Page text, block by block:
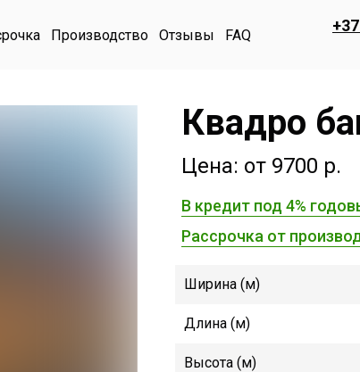
Производство Отзывы FAQ
Квадро
Рассрочка от
В кредит под 4%
Ширина (м)
Длина (м)
Высота (м)
Цена: от 9700 р.